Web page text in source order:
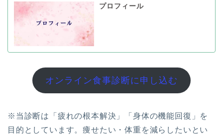
プロフィール
オンライン食事診断に申し込む
※当診断は「疲れの根本解決」「身体の機能回復」を
目的としています。痩せたい・体重を減らしたいとい